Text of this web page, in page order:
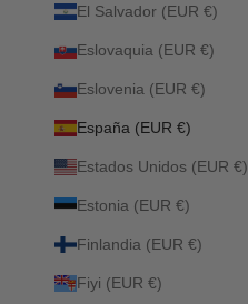
El Salvador (EUR €)
Eslovaquia (EUR €)
Eslovenia (EUR €)
España (EUR €)
Estados Unidos (EUR €)
Estonia (EUR €)
Finlandia (EUR €)
Fiyi (EUR €)